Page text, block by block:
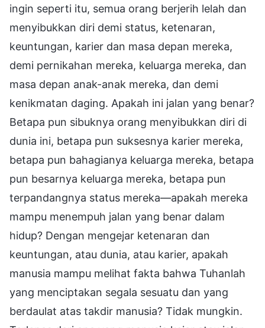
ingin seperti itu, semua orang berjerih lelah dan
menyibukkan diri demi status, ketenaran,
keuntungan, karier dan masa depan mereka,
demi pernikahan mereka, keluarga mereka, dan
masa depan anak-anak mereka, dan demi
kenikmatan daging. Apakah ini jalan yang benar?
Betapa pun sibuknya orang menyibukkan diri di
dunia ini, betapa pun suksesnya karier mereka,
betapa pun bahagianya keluarga mereka, betapa
pun besarnya keluarga mereka, betapa pun
terpandangnya status mereka—apakah mereka
mampu menempuh jalan yang benar dalam
hidup? Dengan mengejar ketenaran dan
keuntungan, atau dunia, atau karier, apakah
manusia mampu melihat fakta bahwa Tuhanlah
yang menciptakan segala sesuatu dan yang
berdaulat atas takdir manusia? Tidak mungkin.